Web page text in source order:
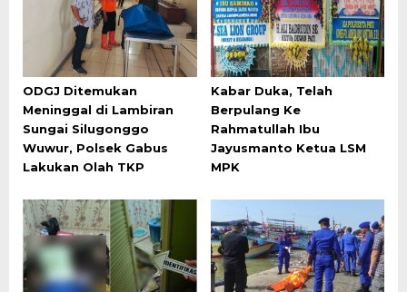
ODGJ Ditemukan
Meninggal di Lambiran
Sungai Silugonggo
Wuwur, Polsek Gabus
Lakukan Olah TKP
Kabar Duka, Telah
Berpulang Ke
Rahmatullah Ibu
Jayusmanto Ketua LSM
MPK